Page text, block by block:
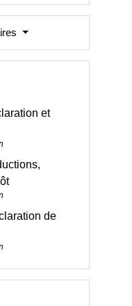
et
de